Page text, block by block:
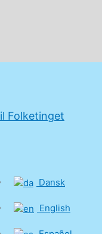
Folketinget
Dansk
English